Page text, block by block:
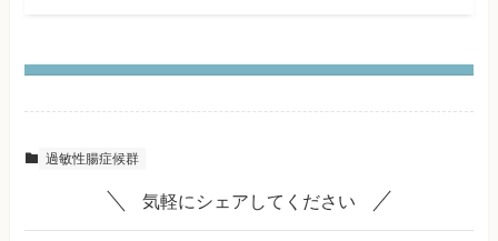
過敏性腸症候群
気軽にシェアしてください